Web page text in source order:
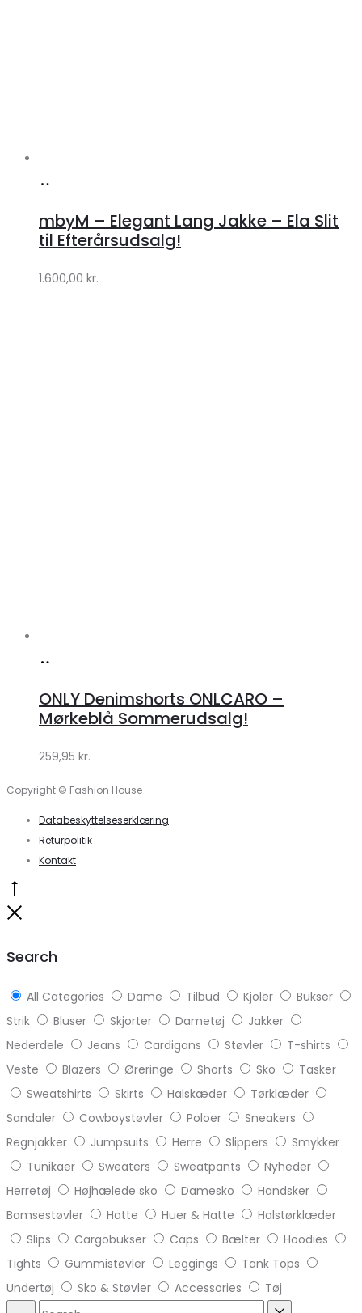
Lykke
Lykke
mbyM – Elegant Lang Jakke – Ela Slit
til Efterårsudsalg!
1.600,00 kr.
Klædeskabet.dk
ONLY Denimshorts ONLCARO –
Mørkeblå Sommerudsalg!
259,95 kr.
Copyright © Fashion House
Databeskyttelseserklæring
Returpolitik
Kontakt
Search
All Categories Dame Tilbud Kjoler
Bukser
Strik
Bluser Skjorter Dametøj
Jakker
Nederdele
Jeans Cardigans Støvler
T-shirts
Veste
Blazers Øreringe Shorts Sko
Tasker
Sweatshirts
Skirts Halskæder
Tørklæder
Sandaler
Cowboystøvler Poloer
Sneakers
Regnjakker
Jumpsuits Herre Slippers
Smykker
Tunikaer
Sweaters Sweatpants
Nyheder
Herretøj
Højhælede sko Damesko
Handsker
Bamsestøvler
Hatte Huer & Hatte
Halstørklæder
Slips
Cargobukser Caps Bælter
Hoodies
Tights
Gummistøvler Leggings
Tank Tops
Undertøj
Sko & Støvler Accessories Tøj